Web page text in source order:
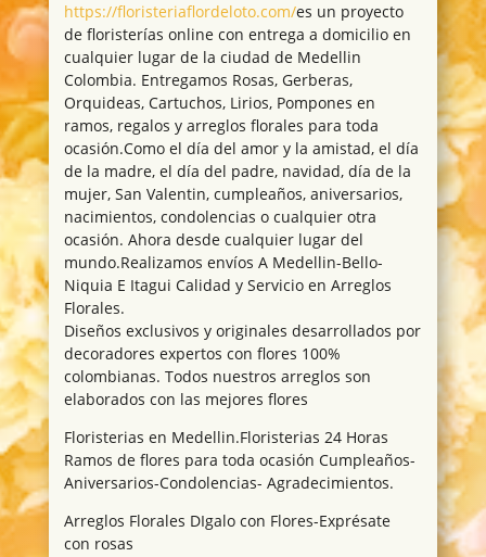
https://floristeriaflordeloto.com/es un proyecto
de floristerías online con entrega a domicilio en
cualquier lugar de la ciudad de Medellin
Colombia. Entregamos Rosas, Gerberas,
Orquideas, Cartuchos, Lirios, Pompones en
ramos, regalos y arreglos florales para toda
ocasión.Como el día del amor y la amistad, el día
de la madre, el día del padre, navidad, día de la
mujer, San Valentin, cumpleaños, aniversarios,
nacimientos, condolencias o cualquier otra
ocasión. Ahora desde cualquier lugar del
mundo.Realizamos envíos A Medellin-Bello-
Niquia E Itagui Calidad y Servicio en Arreglos
Florales.
Diseños exclusivos y originales desarrollados por
decoradores expertos con flores 100%
colombianas. Todos nuestros arreglos son
elaborados con las mejores flores
Floristerias en Medellin.Floristerias 24 Horas
Ramos de flores para toda ocasión Cumpleaños-
Aniversarios-Condolencias- Agradecimientos.
Arreglos Florales DIgalo con Flores-Exprésate
con rosas